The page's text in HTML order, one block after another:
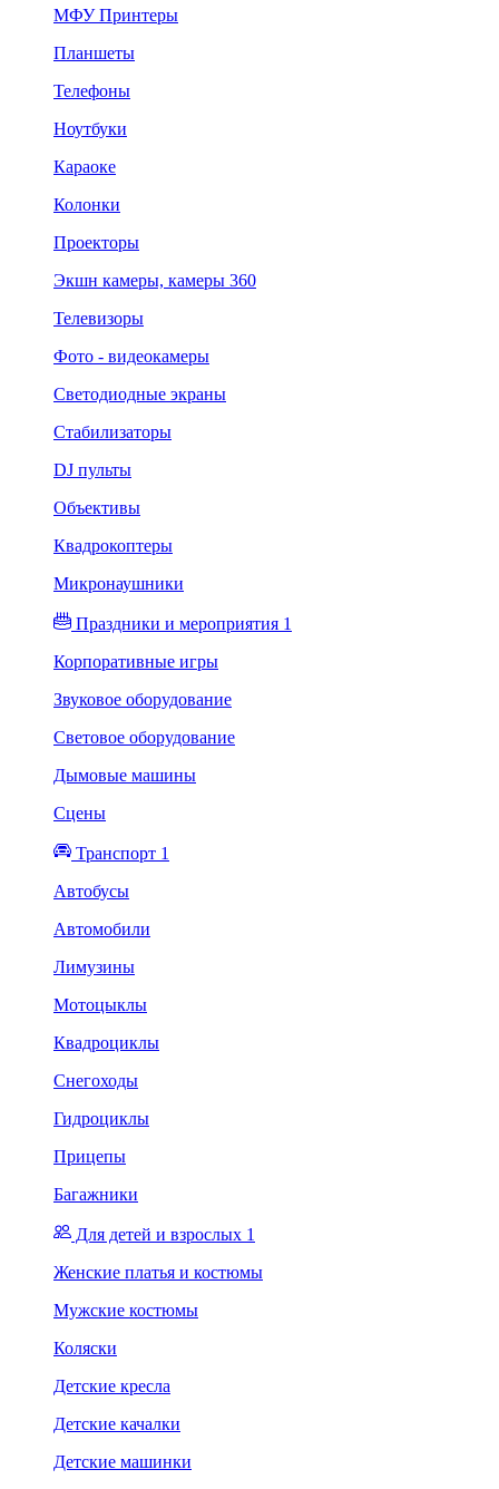
МФУ Принтеры
Планшеты
Телефоны
Ноутбуки
Караоке
Колонки
Проекторы
Экшн камеры, камеры 360
Телевизоры
Фото - видеокамеры
Светодиодные экраны
Стабилизаторы
DJ пульты
Объективы
Квадрокоптеры
Микронаушники
Праздники и мероприятия 1
Корпоративные игры
Звуковое оборудование
Световое оборудование
Дымовые машины
Сцены
Транспорт 1
Автобусы
Автомобили
Лимузины
Мотоцыклы
Квадроциклы
Снегоходы
Гидроциклы
Прицепы
Багажники
Для детей и взрослых 1
Женские платья и костюмы
Мужские костюмы
Коляски
Детские кресла
Детские качалки
Детские машинки